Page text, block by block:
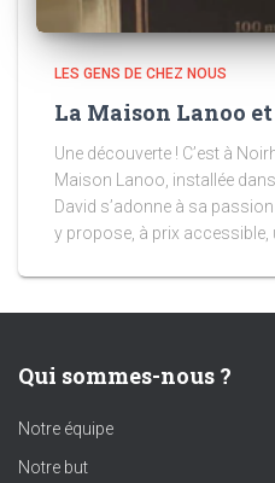
LES GENS DE CHEZ NOUS
La Maison Lanoo
Une découverte ! C’est à
Maison Lanoo, installée
David s’adonne à sa passion
y propose, à prix accessible,
Qui sommes-nous ?
Notre équipe
Notre but